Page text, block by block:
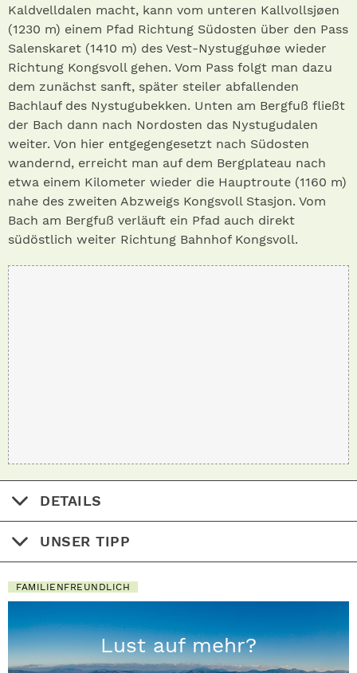
Kaldvelldalen macht, kann vom unteren Kallvollsjøen
(1230 m) einem Pfad Richtung Südosten über den Pass
Salenskaret (1410 m) des Vest-Nystugguhøe wieder
Richtung Kongsvoll gehen. Vom Pass folgt man dazu
dem zunächst sanft, später steiler abfallenden
Bachlauf des Nystugubekken. Unten am Bergfuß fließt
der Bach dann nach Nordosten das Nystugudalen
weiter. Von hier entgegengesetzt nach Südosten
wandernd, erreicht man auf dem Bergplateau nach
etwa einem Kilometer wieder die Hauptroute (1160 m)
nahe des zweiten Abzweigs Kongsvoll Stasjon. Vom
Bach am Bergfuß verläuft ein Pfad auch direkt
südöstlich weiter Richtung Bahnhof Kongsvoll.
DETAILS
UNSER TIPP
FAMILIENFREUNDLICH
Lust auf mehr?